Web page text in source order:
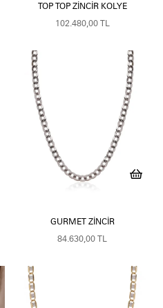
TOP TOP ZINCIR KOLYE
102.480,00 TL
GURMET ZINCIR
84.630,00 TL